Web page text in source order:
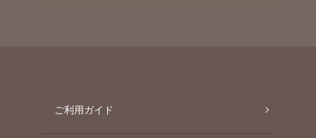
ご利用ガイド